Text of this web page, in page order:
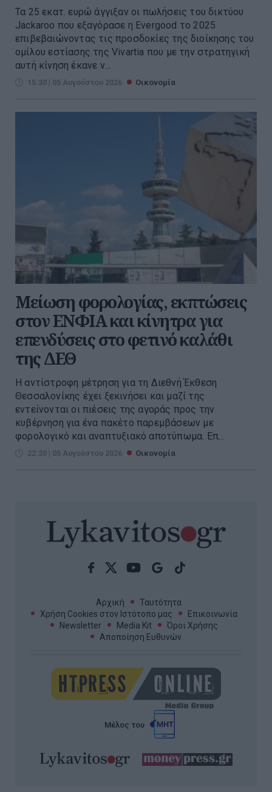
Τα 25 εκατ. ευρώ άγγιξαν οι πωλήσεις του δικτύου
Jackaroo που εξαγόρασε η Evergood το 2025
επιβεβαιώνοντας τις προσδοκίες της διοίκησης του
ομίλου εστίασης της Vivartia που με την στρατηγική
αυτή κίνηση έκανε ν...
15:30 | 05 Αυγούστου 2026 Οικονομία
Μείωση φορολογίας, εκπτώσεις
στον ΕΝΦΙΑ και κίνητρα για
επενδύσεις στο φετινό καλάθι
της ΔΕΘ
Η αντίστροφη μέτρηση για τη Διεθνή Έκθεση
Θεσσαλονίκης έχει ξεκινήσει και μαζί της
εντείνονται οι πιέσεις της αγοράς προς την
κυβέρνηση για ένα πακέτο παρεμβάσεων με
φορολογικό και αναπτυξιακό αποτύπωμα. Επ...
22:20 | 05 Αυγούστου 2026 Οικονομία
Αρχική
Ταυτότητα
Χρήση Cookies στον Ιστότοπο μας
Επικοινωνία
Newsletter
Media Kit
Όροι Χρήσης
Αποποίηση Ευθυνών
Μέλος του